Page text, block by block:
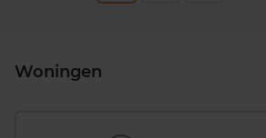
Woningen